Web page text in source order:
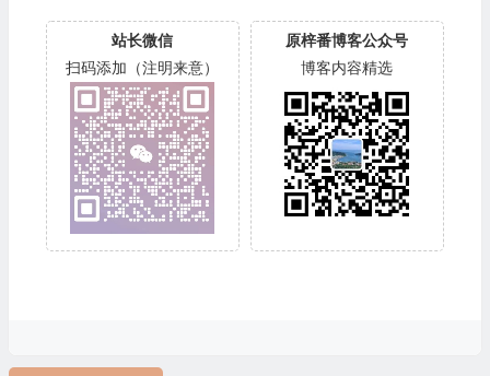
站长微信
扫码添加（注明来意）
原梓番博客公众号
博客内容精选